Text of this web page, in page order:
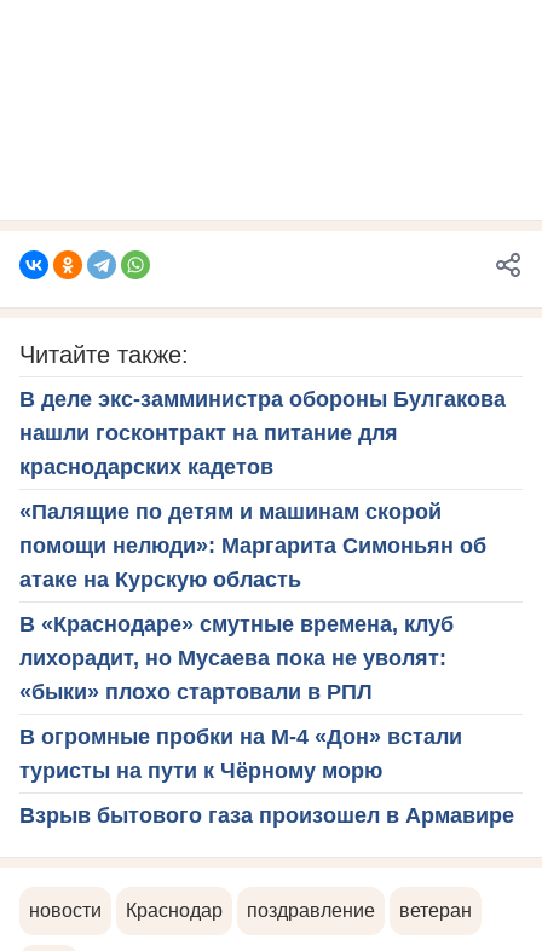
Читайте также:
В деле экс-замминистра обороны Булгакова
нашли госконтракт на питание для
краснодарских кадетов
«Палящие по детям и машинам скорой
помощи нелюди»: Маргарита Симоньян об
атаке на Курскую область
В «Краснодаре» смутные времена, клуб
лихорадит, но Мусаева пока не уволят:
«быки» плохо стартовали в РПЛ
В огромные пробки на М-4 «Дон» встали
туристы на пути к Чёрному морю
Взрыв бытового газа произошел в Армавире
новости Краснодар поздравление ветеран